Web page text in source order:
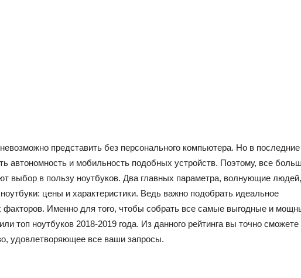
представить без персонального компьютера. Но в
автономность и мобильность подобных устройств. Поэтому, все
выбор в пользу ноутбуков. Два главных параметра, волнующие людей,
цены и характеристики. Ведь важно подобрать идеальное
факторов. Именно для того, чтобы собрать все самые выгодные и
топ ноутбуков 2018-2019 года. Из данного рейтинга вы точно сможете
удовлетворяющее все ваши запросы.